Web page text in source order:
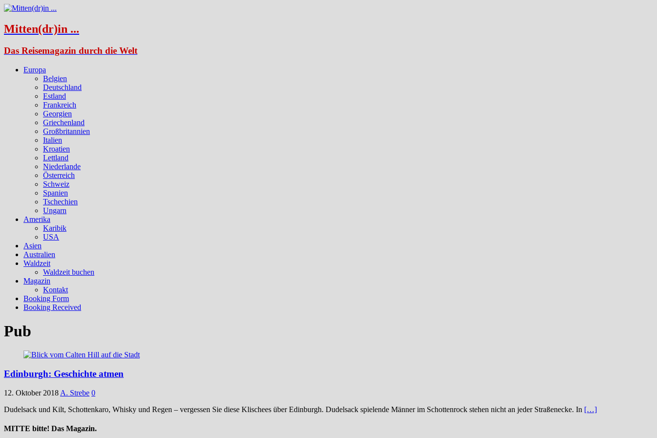
Mitten(dr)in ...
Das Reisemagazin durch die Welt
Europa
Belgien
Deutschland
Estland
Frankreich
Georgien
Griechenland
Großbritannien
Italien
Kroatien
Lettland
Niederlande
Österreich
Schweiz
Spanien
Tschechien
Ungarn
Amerika
Karibik
USA
Asien
Australien
Waldzeit
Waldzeit buchen
Magazin
Kontakt
Booking Form
Booking Received
Pub
Edinburgh: Geschichte atmen
12. Oktober 2018 A. Strebe 0
Dudelsack und Kilt, Schottenkaro, Whisky und Regen – vergessen Sie diese Klischees über Edinburgh. Dudelsack spielende Männer im Schottenrock stehen nicht an jeder Straßenecke. In […]
MITTE bitte! Das Magazin.